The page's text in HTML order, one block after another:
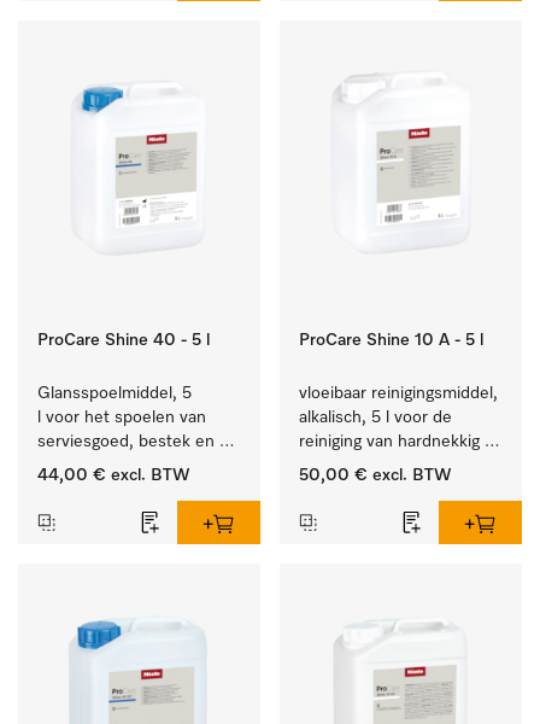
ProCare Shine 40 - 5 l
Glansspoelmiddel, 5
l voor het spoelen van
serviesgoed, bestek en
ideaal voor glazen.
44,00 € excl. BTW
ProCare Shine 10 A - 5 l
vloeibaar reinigingsmiddel,
alkalisch, 5 l voor de
reiniging van hardnekkig
vuil op serviesgoed,
50,00 € excl. BTW